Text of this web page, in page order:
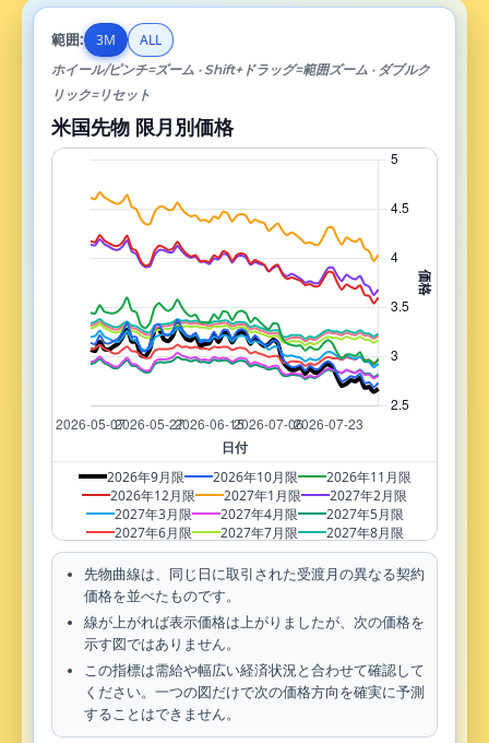
範囲: 3M ALL
ホイール/ピンチ=ズーム · Shift+ドラッグ=範囲ズーム · ダブルク
リック=リセット
米国先物 限月別価格
2026年9月限 2026年10月限
2026年11月限
2026年12月限
2027年1月限
2027年2月限
2027年3月限
2027年4月限
2027年5月限
2027年6月限
2027年7月限
2027年8月限
2027年9月限
先物曲線は、同じ日に取引された受渡月の異なる契約
価格を並べたものです。
線が上がれば表示価格は上がりましたが、次の価格を
示す図ではありません。
この指標は需給や幅広い経済状況と合わせて確認して
ください。一つの図だけで次の価格方向を確実に予測
することはできません。